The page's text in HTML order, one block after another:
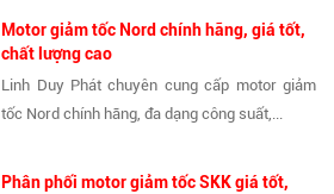
Motor giảm tốc Nord chính hãng, giá tốt,
chất lượng cao
Linh Duy Phát chuyên cung cấp motor giảm
tốc Nord chính hãng, đa dạng công suất,...
Phân phối motor giảm tốc SKK giá tốt,